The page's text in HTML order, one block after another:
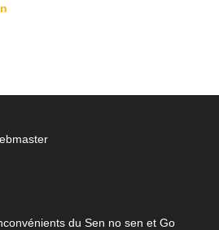
du Sen no sen et Go